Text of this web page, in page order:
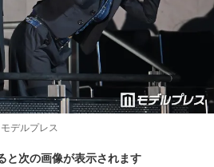
デルプレス
と次の画像が表示されます